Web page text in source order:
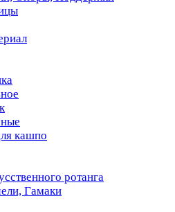
кашпо
ротанга
Гамаки